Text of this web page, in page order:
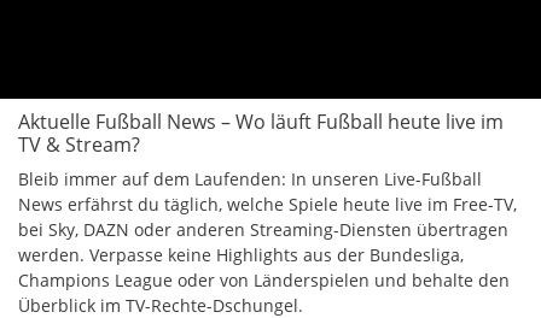
Aktuelle Fußball News – Wo läuft Fußball heute live im
TV & Stream?
Bleib immer auf dem Laufenden: In unseren Live-Fußball
News erfährst du täglich, welche Spiele heute live im Free-TV,
bei Sky, DAZN oder anderen Streaming-Diensten übertragen
werden. Verpasse keine Highlights aus der Bundesliga,
Champions League oder von Länderspielen und behalte den
Überblick im TV-Rechte-Dschungel.